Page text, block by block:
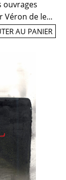
ouvrages
Véron de le...
AU PANIER